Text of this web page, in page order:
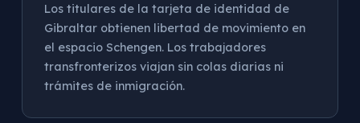
Los titulares de la tarjeta de identidad de
Gibraltar obtienen libertad de movimiento en
el espacio Schengen. Los trabajadores
transfronterizos viajan sin colas diarias ni
trámites de inmigración.